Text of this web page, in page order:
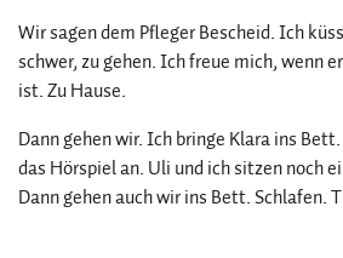
Wir sagen dem Pfleger Bescheid. Ich
schwer, zu gehen. Ich freue mich, wenn
ist. Zu Hause.
Dann gehen wir. Ich bringe Klara ins
das Hörspiel an. Uli und ich sitzen noch
Dann gehen auch wir ins Bett. Schlafen.